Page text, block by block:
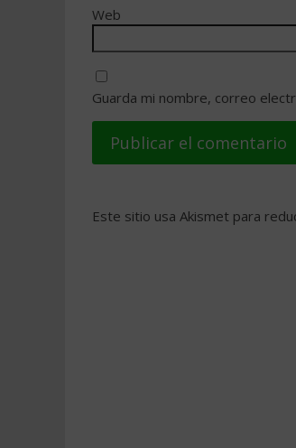
Web
Guarda mi nombre, correo
Este sitio usa Akismet para